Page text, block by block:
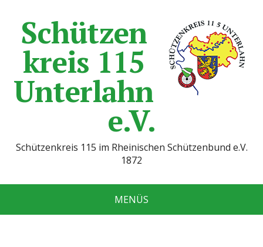
Schützen
kreis 115
Unterlahn
e.V.
Schützenkreis 115 im Rheinischen Schützenbund e.V.
1872
MENÜS